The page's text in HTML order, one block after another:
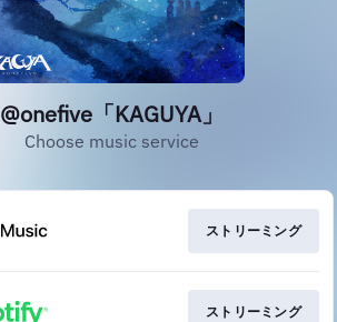
@onefive「KAGUYA」
Choose music service
ストリーミング
ストリーミング